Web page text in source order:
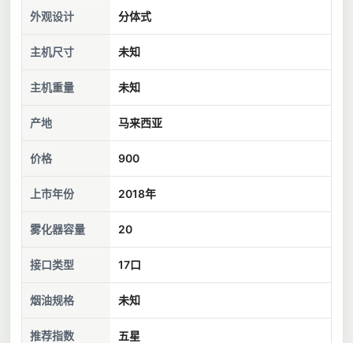
外观设计 分体式
主机尺寸 未知
主机重量 未知
产地 马来西亚
价格 900
上市年份 2018年
雾化器容量 20
接口类型 17口
烟油规格 未知
推荐指数 五星